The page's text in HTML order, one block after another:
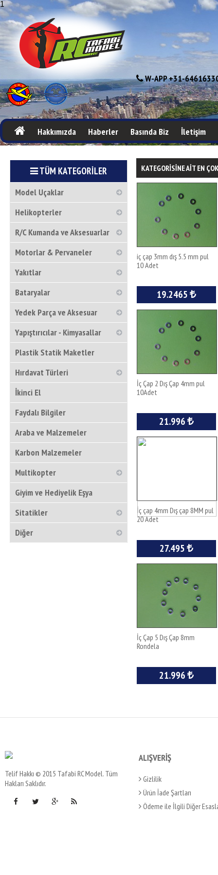
1
W-APP +31-
Hakkımızda Haberler Basında Biz İletişim
TÜM KATEGORİLER
Model Uçaklar
Helikopterler
R/C Kumanda ve Aksesuarlar
Motorlar & Pervaneler
Yakıtlar
Bataryalar
Yedek Parça ve Aksesuar
Yapıştırıcılar - Kimyasallar
Plastik Statik Maketler
Hırdavat Türleri
İkinci El
Faydalı Bilgiler
Araba ve Malzemeler
Karbon Malzemeler
Multikopter
Giyim ve Hediyelik Eşya
Sitatikler
Diğer
KATEGORİSİNE AİT EN
iç çap 3mm dış 5.5 mm pul
10 Adet
19.2465
İç Çap 2 Dış Çap 4mm pul
10Adet
21.996
İç çap 4mm Dış çap 8MM pul
20 Adet
27.495
İç Çap 5 Dış Çap 8mm
Rondela
21.996
Telif Hakkı © 2015 Tafabi RC Model. Tüm
Hakları Saklıdır.
ALIŞVERİŞ
Gizlilik
Ürün İade Şartları
Ödeme ile İlgili Diğer